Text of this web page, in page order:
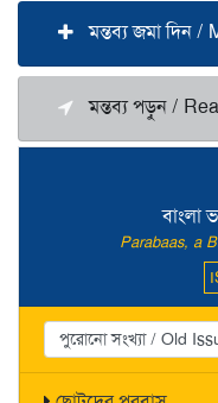
বাংলা
Parabaas, a
মন্তব্য জমা দিন
মন্তব্য পড়ুন /